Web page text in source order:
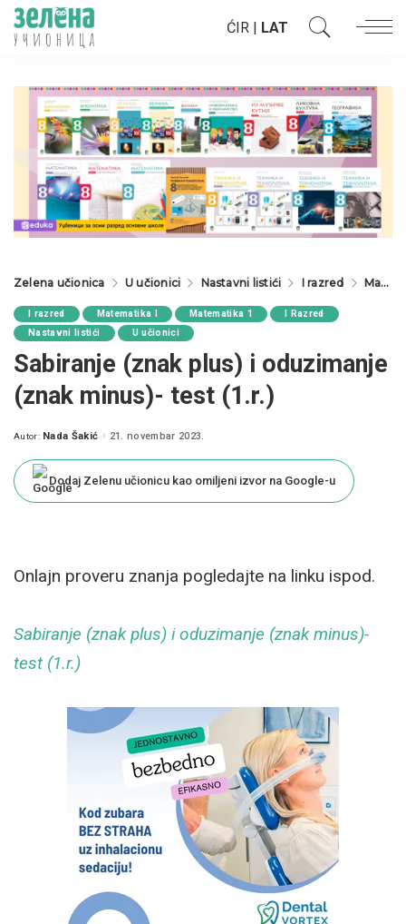
ĆIR | LAT
Zelena učionica U učionici Nastavni listići I razred Matematika 1
I razred Matematika I Matematika 1
I Razred
Nastavni listići
U učionici
Sabiranje (znak plus) i oduzimanje
(znak minus)- test (1.r.)
Posted
Autor: Nada Šakić 21. novembar 2023.
Dodaj Zelenu učionicu kao omiljeni izvor na Google-u
Onlajn proveru znanja pogledajte na linku ispod.
Sabiranje (znak plus) i oduzimanje (znak minus)-
test (1.r.)